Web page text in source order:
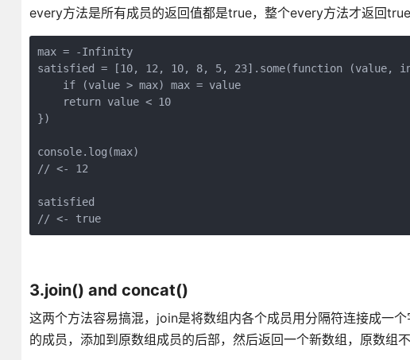
every方法是所有成员的返回值都是true，整个every方法才返回true
max = -Infinity
satisfied = [10, 12, 10, 8, 5, 23].some(function (value,
    if (value > max) max = value
    return value < 10
})
console.log(max)
// <- 12
satisfied
// <- true
3.join() and concat()
这两个方法容易搞混，join是将数组内各个成员用分隔符连接成一
的成员，添加到原数组成员的后部，然后返回一个新数组，原数组不